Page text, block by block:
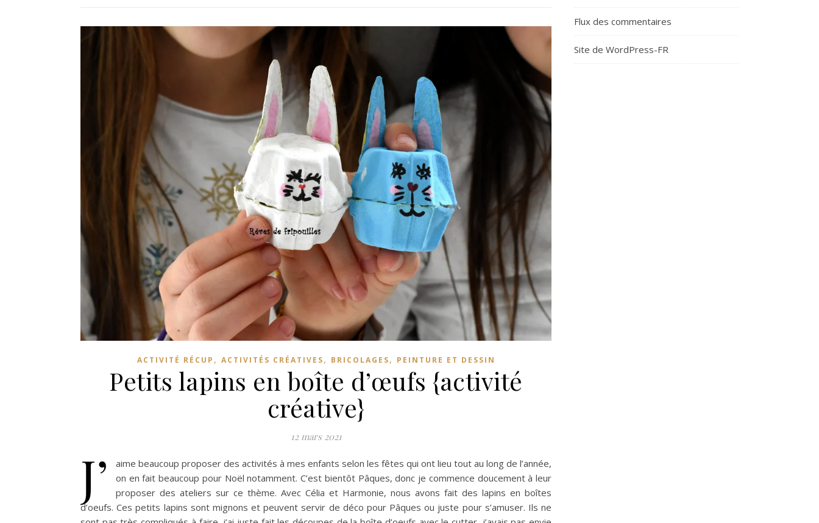
ACTIVITÉ RÉCUP , ACTIVITÉS CRÉATIVES, BRICOLAGES, PEINTURE ET DESSIN
Petits lapins en boîte d’œufs {activité
créative}
12 mars 2021
J’
aime beaucoup proposer des activités à mes enfants selon les fêtes qui ont lieu tout au long de l’année,
on en fait beaucoup pour Noël notamment. C’est bientôt Pâques, donc je commence doucement à leur
proposer des ateliers sur ce thème. Avec Célia et Harmonie, nous avons fait des lapins en boîtes
d’oeufs. Ces petits lapins sont mignons et peuvent servir de déco pour Pâques ou juste pour s’amuser. Ils ne
Flux des commentaires
Site de WordPress-FR